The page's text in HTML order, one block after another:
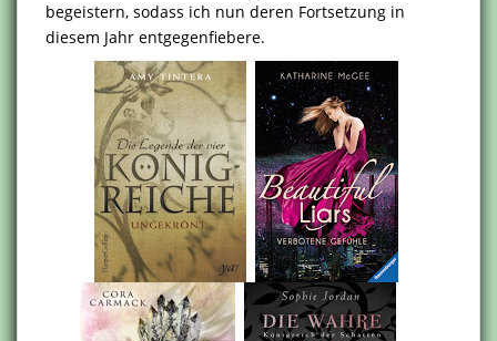
begeistern, sodass ich nun deren Fortsetzung in
diesem Jahr entgegenfiebere.